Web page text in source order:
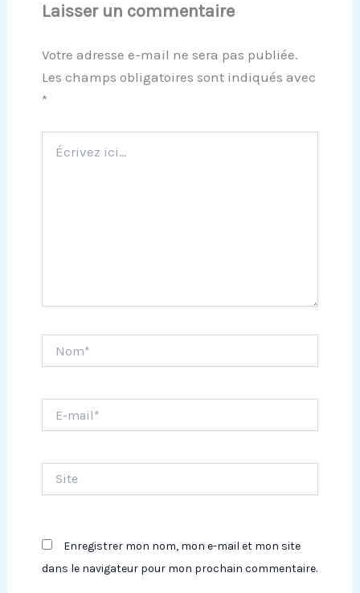
Laisser un commentaire
Votre adresse e-mail ne sera pas publiée.
Les champs obligatoires sont indiqués avec
*
ici…
mail*
Enregistrer mon nom, mon e-mail et mon site
dans le navigateur pour mon prochain commentaire.